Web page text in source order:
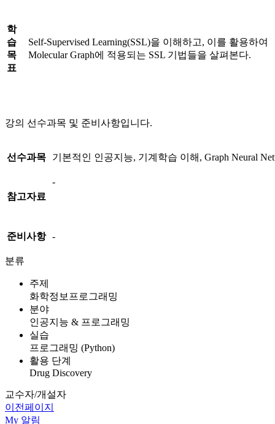
학
습
목
표
Self-Supervised Learning(SSL)을 이해하고, 이를 활용하여
Molecular Graph에 적용되는 SSL 기법들을 살펴본다.
강의 선수과목 및 준비사항입니다.
선수과목 기본적인 인공지능, 기계학습 이해, Graph Neural
참고자료
-
준비사항 -
분류
주제
화학정보프로그래밍
분야
인공지능 & 프로그래밍
실습
프로그래밍 (Python)
활용 단계
Drug Discovery
교수자/개설자
이전페이지
My 알림